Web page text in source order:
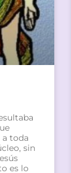
toda
sin
es lo